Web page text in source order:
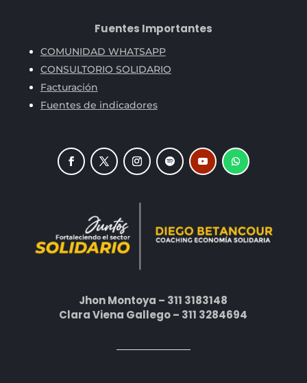
Fuentes Importantes
COMUNIDAD WHATSAPP
CONSULTORIO SOLIDARIO
Facturación
Fuentes de indicadores
Jhon Montoya – 311 3183148
Clara Viena Gallego – 311 3284694